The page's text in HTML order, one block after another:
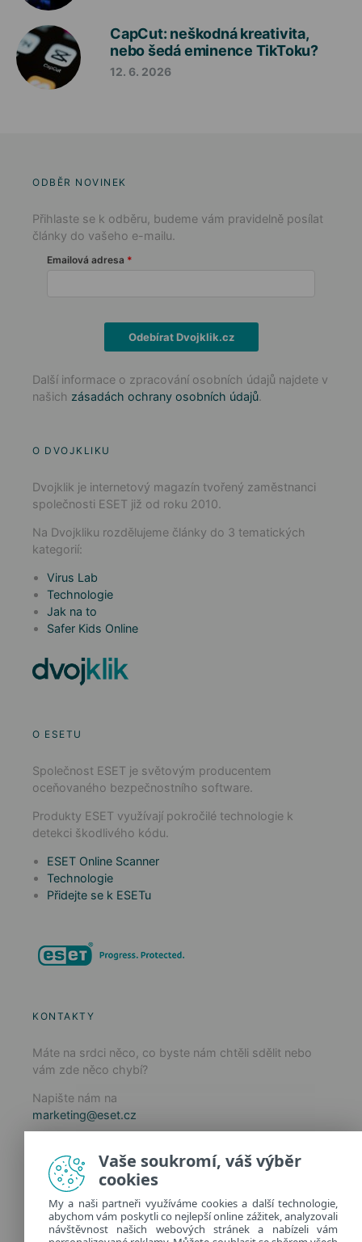
CapCut: neškodná kreativita,
nebo šedá eminence TikToku?
12. 6. 2026
ODBĚR NOVINEK
Přihlaste se k odběru, budeme vám pravidelně posílat
články do vašeho e-mailu.
Emailová adresa
Odebírat Dvojklik.cz
Další informace o zpracování osobních údajů najdete v
našich zásadách ochrany osobních údajů.
O DVOJKLIKU
Dvojklik je internetový magazín tvořený zaměstnanci
společnosti ESET již od roku 2010.
Na Dvojkliku rozdělujeme články do 3 tematických
kategorií:
Virus Lab
Technologie
Jak na to
Safer Kids Online
O ESETU
Společnost ESET je světovým producentem
oceňovaného bezpečnostního software.
Produkty ESET využívají pokročilé technologie k
detekci škodlivého kódu.
ESET Online Scanner
Technologie
Přidejte se k ESETu
KONTAKTY
Máte na srdci něco, co byste nám chtěli sdělit nebo
vám zde něco chybí?
Napište nám na
marketing@eset.cz
Zásady ochrany osobních údajů
Spravovat cookies
Provozuje:
ESET software spol. s r.o.
Vaše soukromí, váš výběr
cookies
My a naši partneři využíváme cookies a další technologie,
abychom vám poskytli co nejlepší online zážitek, analyzovali
návštěvnost našich webových stránek a nabízeli vám